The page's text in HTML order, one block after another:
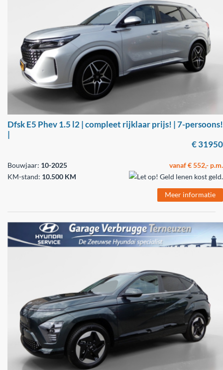
Dfsk E5 Phev 1.5 l2 | compleet rijklaar prijs! | 7-persoons!
|
€ 31950
Bouwjaar: 10-2025
KM-stand: 10.500 KM
vanaf € 552,- p.m.
Meer informatie